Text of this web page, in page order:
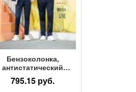
Бензоколонка,
антистатический
инструментальный
весенне-осенняя
795.15 руб.